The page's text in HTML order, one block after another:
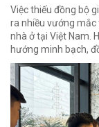
Việc thiếu đồng bộ
ra nhiều vướng
nhà ở tại Việt Nam.
hướng minh bạch,